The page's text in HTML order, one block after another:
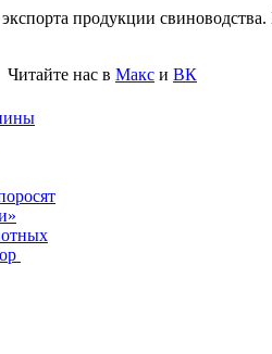
продукции
Читайте нас в Макс и ВК